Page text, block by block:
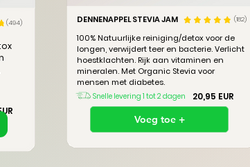
(494) DENNENAPPEL STEVIA JAM (182)
100% Natuurlijke reiniging/detox voor de
longen, verwijdert teer en bacterie. Verlicht
hoestklachten. Rijk aan vitaminen en
mineralen. Met Organic Stevia voor
mensen met diabetes.
20,95 EUR
Snelle levering 1 tot 2 dagen
Voeg toe +